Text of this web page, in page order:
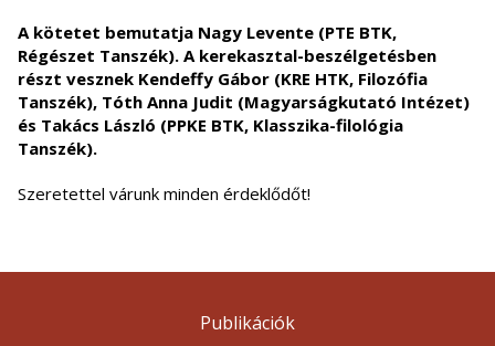
A kötetet bemutatja Nagy Levente (PTE BTK,
Régészet Tanszék). A kerekasztal-beszélgetésben
részt vesznek Kendeffy Gábor (KRE HTK, Filozófia
Tanszék), Tóth Anna Judit (Magyarságkutató Intézet)
és Takács László (PPKE BTK, Klasszika-filológia
Tanszék).
Szeretettel várunk minden érdeklődőt!
Publikációk